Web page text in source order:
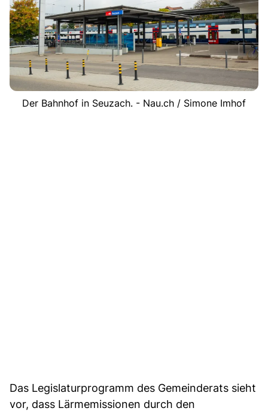
Der Bahnhof in Seuzach. - Nau.ch / Simone Imhof
Das Legislaturprogramm des Gemeinderats sieht
vor, dass Lärmemissionen durch den